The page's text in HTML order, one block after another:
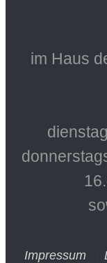
im Haus
Impressum